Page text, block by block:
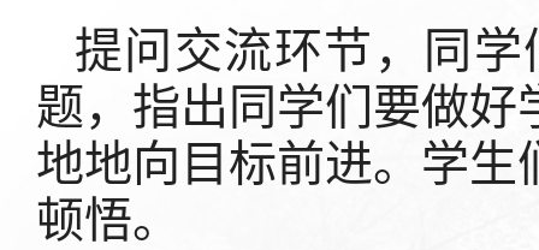
提问交流环节，同
题，指出同学们要做
地地向目标前进。学
顿悟。